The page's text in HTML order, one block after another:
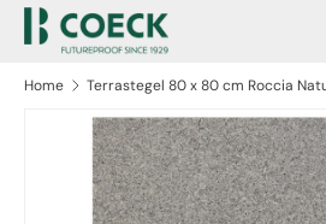
naar inhoud
Zoeken
Home Terrastegel 80 x 80 cm Roccia
naar productinformatie